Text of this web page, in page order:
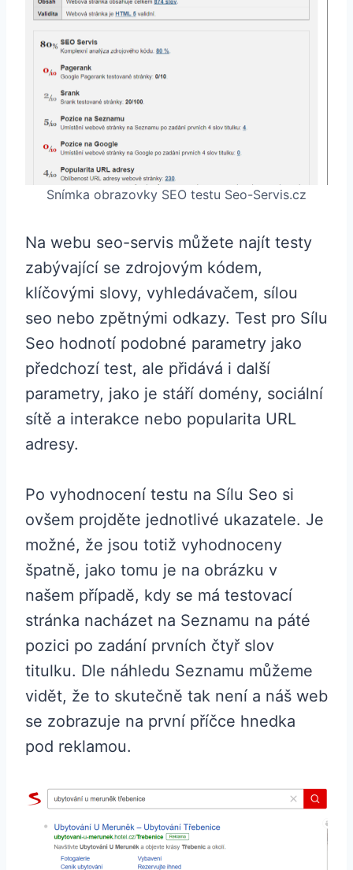
Snímka obrazovky SEO testu Seo-Servis.cz
Na webu seo-servis můžete najít testy
zabývající se zdrojovým kódem,
klíčovými slovy, vyhledávačem, sílou
seo nebo zpětnými odkazy. Test pro Sílu
Seo hodnotí podobné parametry jako
předchozí test, ale přidává i další
parametry, jako je stáří domény, sociální
sítě a interakce nebo popularita URL
adresy.
Po vyhodnocení testu na Sílu Seo si
ovšem projděte jednotlivé ukazatele. Je
možné, že jsou totiž vyhodnoceny
špatně, jako tomu je na obrázku v
našem případě, kdy se má testovací
stránka nacházet na Seznamu na páté
pozici po zadání prvních čtyř slov
titulku. Dle náhledu Seznamu můžeme
vidět, že to skutečně tak není a náš web
se zobrazuje na první příčce hnedka
pod reklamou.